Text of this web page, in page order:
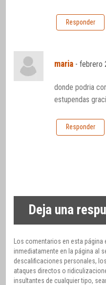
Responder
maria -febrero
donde podria
estupendas
Responder
Deja una
Los comentarios en esta
inmediatamente en la página al
descalificaciones personales,
ataques directos o
insultantes de cualquier tipo,